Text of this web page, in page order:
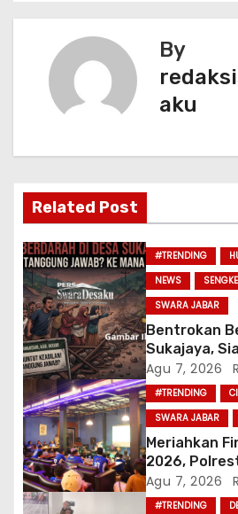
o
k
p
v
s
p
o
s
By
aku
Related Post
#TRENDING
NEWS
SWARA JABAR
Bentrokan
Sukajaya,
APH?
Agu 7, 2026
#TRENDING
SWARA JABAR
Meriahkan
2026,
Nobar
Bagi-Bagi
Agu 7, 2026
#TRENDING